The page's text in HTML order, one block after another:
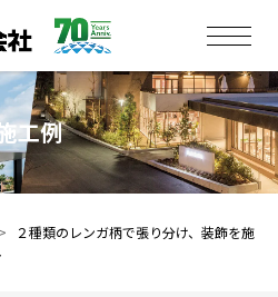
工例
２種類のレンガ柄で張り分け、装飾を施